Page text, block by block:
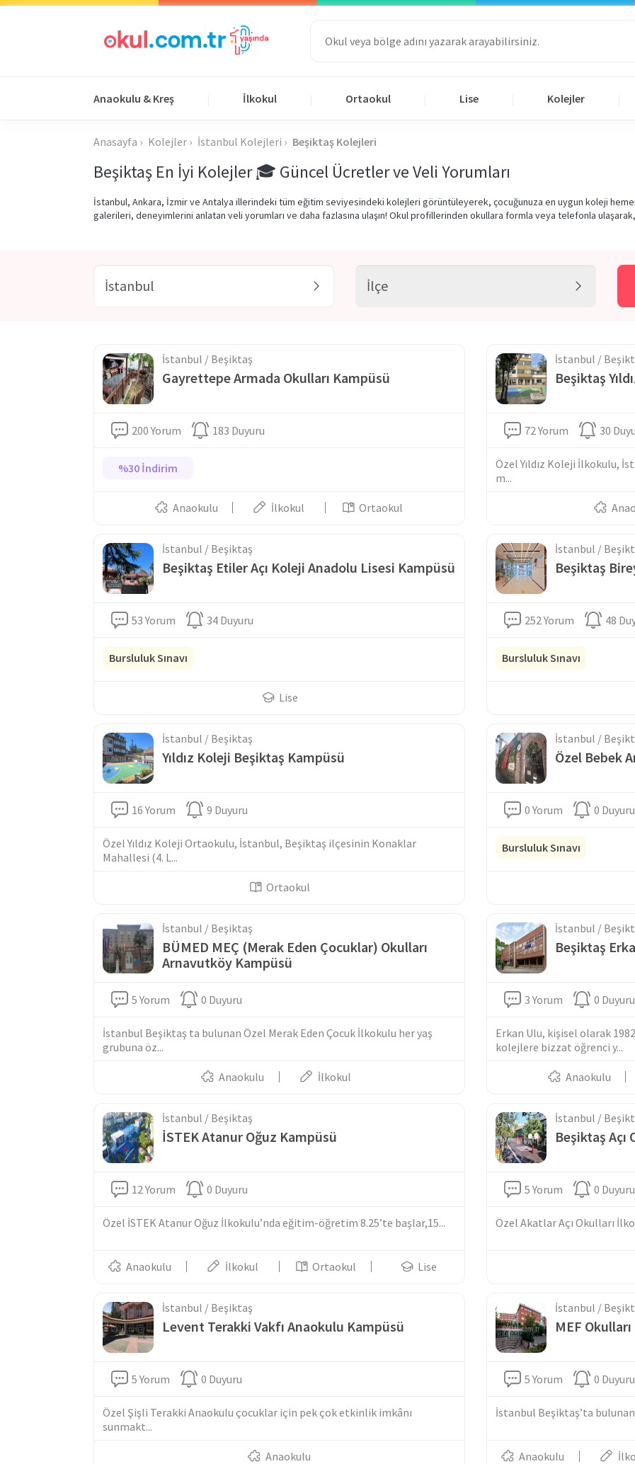
Anaokulu & Kreş İlkokul Ortaokul Lise Kolejler
Anasayfa Kolejler İstanbul Kolejleri Beşiktaş Kolejleri
Beşiktaş En İyi Kolejler 🎓 Güncel Ücretler ve Veli Yorumları
İstanbul, Ankara, İzmir ve Antalya illerindeki tüm eğitim seviyesindeki kolejleri görüntüleyerek, çocuğunuza en uygun koleji
galerileri, deneyimlerini anlatan veli yorumları ve daha fazlasına ulaşın! Okul profillerinden okullara formla veya telefonla
İstanbul / Beşiktaş
Gayrettepe Armada Okulları Kampüsü
200 Yorum 183 Duyuru
%30 İndirim
Anaokulu İlkokul Ortaokul
İstanbul /
Beşiktaş
72 Yorum 30
Özel Yıldız Koleji İlkokulu,
m...
İstanbul / Beşiktaş
Beşiktaş Etiler Açı Koleji Anadolu Lisesi Kampüsü
53 Yorum 34 Duyuru
Bursluluk Sınavı
Lise
İstanbul /
Beşiktaş
252 Yorum 48
Bursluluk Sınavı
İstanbul / Beşiktaş
Yıldız Koleji Beşiktaş Kampüsü
16 Yorum 9 Duyuru
Özel Yıldız Koleji Ortaokulu, İstanbul, Beşiktaş ilçesinin Konaklar
Mahallesi (4. L...
Ortaokul
İstanbul /
Özel Bebek
0 Yorum 0 Duyuru
Bursluluk Sınavı
İstanbul / Beşiktaş
BÜMED MEÇ (Merak Eden Çocuklar) Okulları
Arnavutköy Kampüsü
5 Yorum 0 Duyuru
İstanbul Beşiktaş ta bulunan Özel Merak Eden Çocuk İlkokulu her yaş
grubuna öz...
Anaokulu İlkokul
İstanbul /
Beşiktaş
3 Yorum 0 Duyuru
Erkan Ulu, kişisel olarak
kolejlere bizzat öğrenci y...
Anaokulu
İstanbul / Beşiktaş
İSTEK Atanur Oğuz Kampüsü
12 Yorum 0 Duyuru
Özel İSTEK Atanur Oğuz İlkokulu’nda eğitim-öğretim 8.25’te başlar,15...
Anaokulu İlkokul Ortaokul Lise
İstanbul /
Beşiktaş
5 Yorum 0 Duyuru
Özel Akatlar Açı Okulları
İstanbul / Beşiktaş
Levent Terakki Vakfı Anaokulu Kampüsü
5 Yorum 0 Duyuru
Özel Şişli Terakki Anaokulu çocuklar için pek çok etkinlik imkânı
sunmakt...
Anaokulu
İstanbul /
MEF
5 Yorum 0 Duyuru
İstanbul Beşiktaş’ta
Anaokulu